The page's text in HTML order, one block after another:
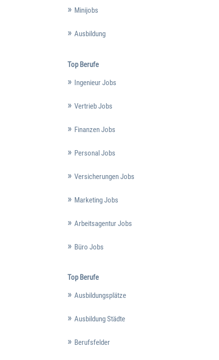
Minijobs
Ausbildung
Top Berufe
Ingenieur Jobs
Vertrieb Jobs
Finanzen Jobs
Personal Jobs
Versicherungen Jobs
Marketing Jobs
Arbeitsagentur Jobs
Büro Jobs
Top Berufe
Ausbildungsplätze
Ausbildung Städte
Berufsfelder